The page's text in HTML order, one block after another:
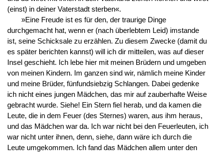
(einst) in deiner Vaterstadt sterben«.
»Eine Freude ist es für den, der traurige Dinge
durchgemacht hat, wenn er (nach überlebtem Leid) imstande
ist, seine Schicksale zu erzählen. Zu diesem Zwecke (damit du
es später berichten kannst) will ich dir mitteilen, was auf dieser
Insel geschieht. Ich lebe hier mit meinen Brüdern und umgeben
von meinen Kindern. Im ganzen sind wir, nämlich meine Kinder
und meine Brüder, fünfundsiebzig Schlangen. Dabei gedenke
ich nicht eines jungen Mädchen, das mir auf zauberhafte Weise
gebracht wurde. Siehe! Ein Stern fiel herab, und da kamen die
Leute, die in dem Feuer (des Sternes) waren, aus ihm heraus,
und das Mädchen war da. Ich war nicht bei den Feuerleuten, ich
war nicht unter ihnen, denn, siehe, dann wäre ich durch die
Leute umgekommen. Ich fand das Mädchen allem unter den